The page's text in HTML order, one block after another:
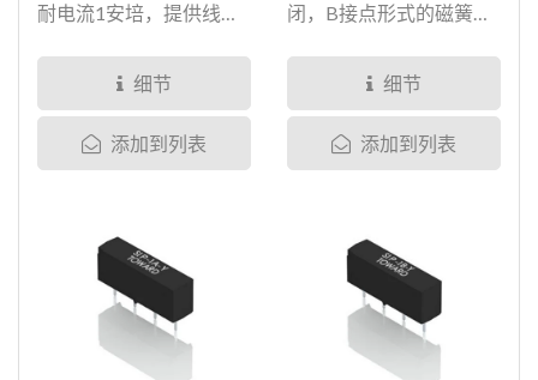
耐电流1安培，提供线圈
选择。通过特殊封装技术
完全密封，可大幅提升继
电器的耐用度与绝缘性。
接点上。产品均通过多种
完整测试，包含:...
细节
添加到列表
闭，B接点形式的磁簧继
5V、12V、24V的选择。
磁簧继电器经过完整密
封。为加强并确保产品的
关的接点上。产品均通过
多种完整测试，包含:...
细节
添加到列表